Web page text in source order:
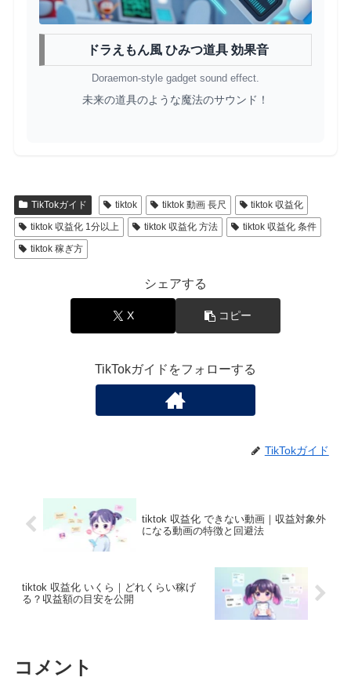
ドラえもん風 ひみつ道具 効果音
Doraemon-style gadget sound effect.
未来の道具のような魔法のサウンド！
TikTokガイド tiktok tiktok 動画 長尺
tiktok 収益化
tiktok 収益化 1分以上
tiktok 収益化 方法
tiktok 収益化 条件
tiktok 稼ぎ方
シェアする
X コピー
TikTokガイドをフォローする
TikTokガイド
tiktok 収益化 できない動画｜収益対象外
になる動画の特徴と回避法
tiktok 収益化 いくら｜どれくらい稼げ
る？収益額の目安を公開
コメント